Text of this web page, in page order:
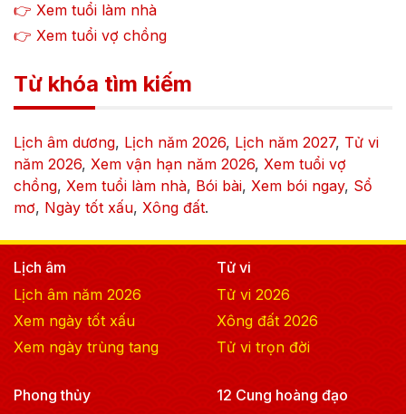
👉 Xem tuổi làm nhà
👉 Xem tuổi vợ chồng
Từ khóa tìm kiếm
Lịch âm dương, Lịch năm 2026, Lịch năm 2027, Tử vi
năm 2026, Xem vận hạn năm 2026, Xem tuổi vợ
chồng, Xem tuổi làm nhà, Bói bài, Xem bói ngay, Sổ
mơ, Ngày tốt xấu, Xông đất.
Lịch âm
Lịch âm năm 2026
Xem ngày tốt xấu
Xem ngày trùng tang
Tử vi
Tử vi 2026
Xông đất 2026
Tử vi trọn đời
Phong thủy
12 Cung hoàng đạo